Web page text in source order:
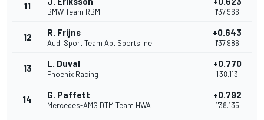
11
BMW Team RBM 1'37.966
12 R. Frijns
Audi Sport Team Abt Sportsline
+0.643
1'37.986
13 L. Duval
Phoenix Racing
+0.770
1'38.113
14 G. Paffett
Mercedes-AMG DTM Team HWA
+0.792
1'38.135